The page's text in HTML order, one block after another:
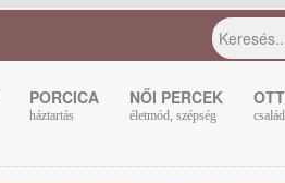
PORCICA
háztartás
NŐI PERCEK
életmód, szépség